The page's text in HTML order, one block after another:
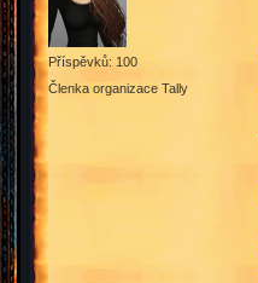
Příspěvků: 100
Členka organizace Tally